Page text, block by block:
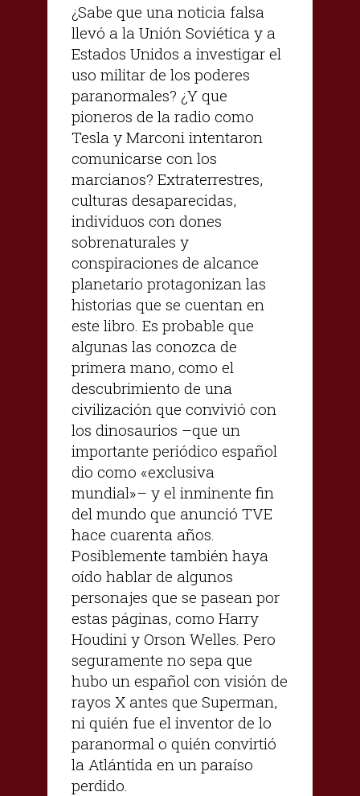
¿Sabe que una noticia falsa
llevó a la Unión Soviética y a
Estados Unidos a investigar el
uso militar de los poderes
paranormales? ¿Y que
pioneros de la radio como
Tesla y Marconi intentaron
comunicarse con los
marcianos? Extraterrestres,
culturas desaparecidas,
individuos con dones
sobrenaturales y
conspiraciones de alcance
planetario protagonizan las
historias que se cuentan en
este libro. Es probable que
algunas las conozca de
primera mano, como el
descubrimiento de una
civilización que convivió con
los dinosaurios –que un
importante periódico español
dio como «exclusiva
mundial»– y el inminente fin
del mundo que anunció TVE
hace cuarenta años.
Posiblemente también haya
oído hablar de algunos
personajes que se pasean por
estas páginas, como Harry
Houdini y Orson Welles. Pero
seguramente no sepa que
hubo un español con visión de
rayos X antes que Superman,
ni quién fue el inventor de lo
paranormal o quién convirtió
la Atlántida en un paraíso
perdido.